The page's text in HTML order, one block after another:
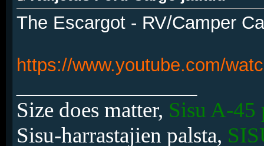
The Escargot - RV/Camper
https://www.youtube.com/
Size does matter, Sisu A-45
Sisu-harrastajien palsta,